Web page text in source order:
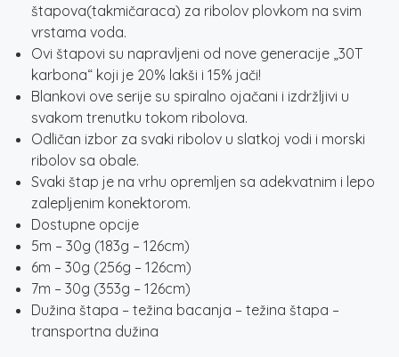
štapova(takmičaraca) za ribolov plovkom na svim
vrstama voda.
Ovi štapovi su napravljeni od nove generacije „30T
karbona“ koji je 20% lakši i 15% jači!
Blankovi ove serije su spiralno ojačani i izdržljivi u
svakom trenutku tokom ribolova.
Odličan izbor za svaki ribolov u slatkoj vodi i morski
ribolov sa obale.
Svaki štap je na vrhu opremljen sa adekvatnim i lepo
zalepljenim konektorom.
Dostupne opcije
5m – 30g (183g – 126cm)
6m – 30g (256g – 126cm)
7m – 30g (353g – 126cm)
Dužina štapa – težina bacanja – težina štapa –
transportna dužina